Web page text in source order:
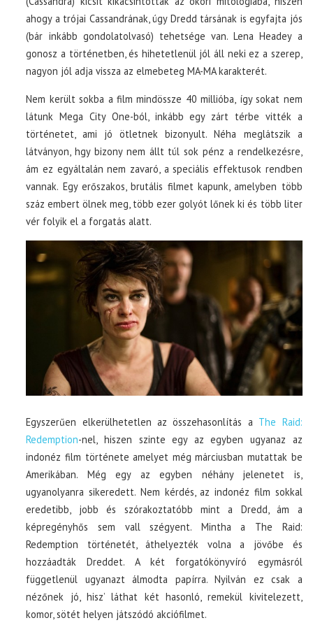
ahogy a trójai Cassandrának, úgy Dredd társának is egyfajta jós
(bár inkább gondolatolvasó) tehetsége van. Lena Headey a
gonosz a történetben, és hihetetlenül jól áll neki ez a szerep,
nagyon jól adja vissza az elmebeteg MA-MA karakterét.
Nem került sokba a film mindössze 40 millióba, így sokat nem
látunk Mega City One-ból, inkább egy zárt térbe vitték a
történetet, ami jó ötletnek bizonyult. Néha meglátszik a
látványon, hgy bizony nem állt túl sok pénz a rendelkezésre,
ám ez egyáltalán nem zavaró, a speciális effektusok rendben
vannak. Egy erőszakos, brutális filmet kapunk, amelyben több
száz embert ölnek meg, több ezer golyót lőnek ki és több liter
vér folyik el a forgatás alatt.
Egyszerűen elkerülhetetlen az összehasonlítás a The Raid:
Redemption-nel, hiszen szinte egy az egyben ugyanaz az
indonéz film története amelyet még márciusban mutattak be
Amerikában. Még egy az egyben néhány jelenetet is,
ugyanolyanra sikeredett. Nem kérdés, az indonéz film sokkal
eredetibb, jobb és szórakoztatóbb mint a Dredd, ám a
képregényhős sem vall szégyent. Mintha a The Raid:
Redemption történetét, áthelyezték volna a jövőbe és
hozzáadták Dreddet. A két forgatókönyvíró egymásról
függetlenül ugyanazt álmodta papírra. Nyilván ez csak a
nézőnek jó, hisz’ láthat két hasonló, remekül kivitelezett,
komor, sötét helyen játszódó akciófilmet.